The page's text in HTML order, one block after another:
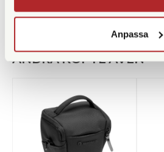
Anpassa
ANDRA KÖPTE ÄVEN